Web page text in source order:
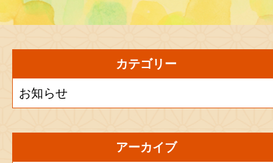
カテゴリー
お知らせ
アーカイブ